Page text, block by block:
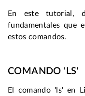
En este tutorial,
fundamentales que
estos comandos.
COMANDO 'LS'
El comando 'ls' en